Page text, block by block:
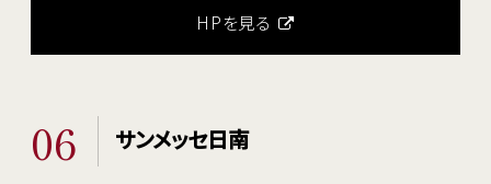
HPを見る
06 サンメッセ日南